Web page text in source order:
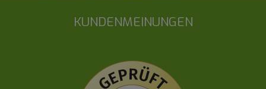
KUNDENMEINUNGEN